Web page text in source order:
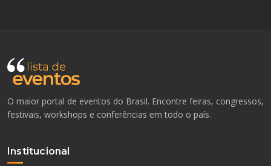
O maior portal de eventos do Brasil. Encontre feiras, congressos,
festivais, workshops e conferências em todo o país.
Institucional